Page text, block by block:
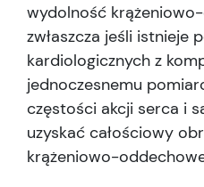
wydolność
zwłaszcza jeśli istnieje
kardiologicznych z
jednoczesnemu
częstości akcji serca i
uzyskać całościowy
krążeniowo-